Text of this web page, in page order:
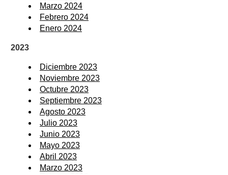
Marzo 2024
Febrero 2024
Enero 2024
2023
Diciembre 2023
Noviembre 2023
Octubre 2023
Septiembre 2023
Agosto 2023
Julio 2023
Junio 2023
Mayo 2023
Abril 2023
Marzo 2023